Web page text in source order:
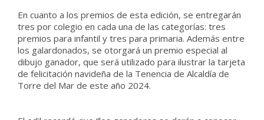
En cuanto a los premios de esta edición, se entregarán
tres por colegio en cada una de las categorías: tres
premios para infantil y tres para primaria. Además entre
los galardonados, se otorgará un premio especial al
dibujo ganador, que será utilizado para ilustrar la tarjeta
de felicitación navideña de la Tenencia de Alcaldía de
Torre del Mar de este año 2024.